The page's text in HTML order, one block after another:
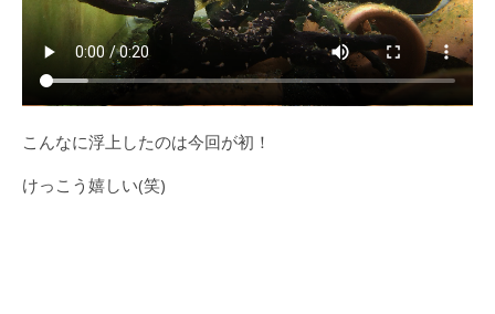
こんなに浮上したのは今回が初！
けっこう嬉しい(笑)